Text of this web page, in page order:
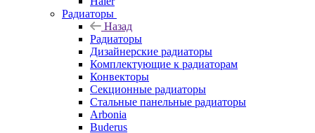
Радиаторы
Назад
Радиаторы
Дизайнерские радиаторы
Комплектующие к радиаторам
Конвекторы
Секционные радиаторы
Стальные панельные радиаторы
Arbonia
Buderus